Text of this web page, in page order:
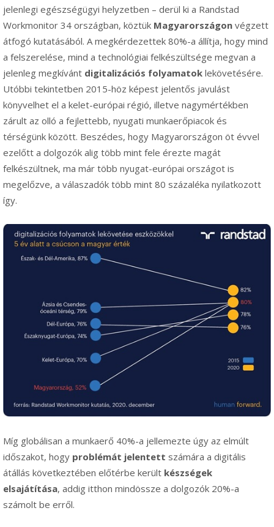
jelenlegi egészségügyi helyzetben – derül ki a Randstad
Workmonitor 34 országban, köztük Magyarországon végzett
átfogó kutatásából. A megkérdezettek 80%-a állítja, hogy mind
a felszerelése, mind a technológiai felkészültsége megvan a
jelenleg megkívánt digitalizációs folyamatok lekövetésére.
Utóbbi tekintetben 2015-höz képest jelentős javulást
könyvelhet el a kelet-európai régió, illetve nagymértékben
zárult az olló a fejlettebb, nyugati munkaerőpiacok és
térségünk között. Beszédes, hogy Magyarországon öt évvel
ezelőtt a dolgozók alig több mint fele érezte magát
felkészültnek, ma már több nyugat-európai országot is
megelőzve, a válaszadók több mint 80 százaléka nyilatkozott
így.
Míg globálisan a munkaerő 40%-a jellemezte úgy az elmúlt
időszakot, hogy problémát jelentett számára a digitális
átállás következtében előtérbe került készségek
elsajátítása, addig itthon mindössze a dolgozók 20%-a
számolt be erről.